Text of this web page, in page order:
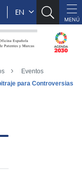
EN
Eventos
para Controversias